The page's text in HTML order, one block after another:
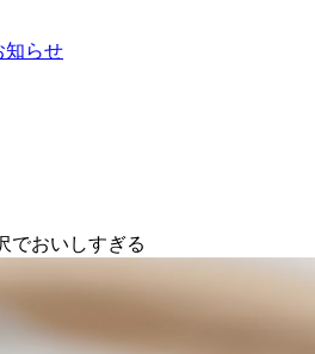
知らせ
でおいしすぎる